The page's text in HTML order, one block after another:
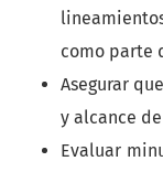
como parte
Asegurar
y alcance
Evaluar